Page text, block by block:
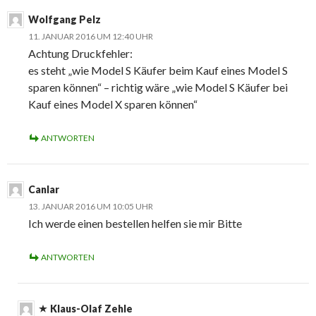
Wolfgang Pelz
11. JANUAR 2016 UM 12:40 UHR
Achtung Druckfehler:
es steht „wie Model S Käufer beim Kauf eines Model S
sparen können“ – richtig wäre „wie Model S Käufer bei
Kauf eines Model X sparen können“
ANTWORTEN
Canlar
13. JANUAR 2016 UM 10:05 UHR
Ich werde einen bestellen helfen sie mir Bitte
ANTWORTEN
Klaus-Olaf Zehle